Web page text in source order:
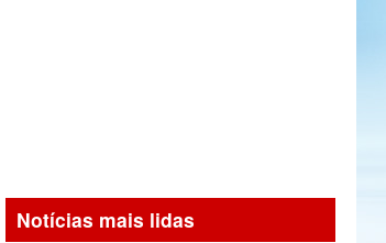
Notícias mais lidas